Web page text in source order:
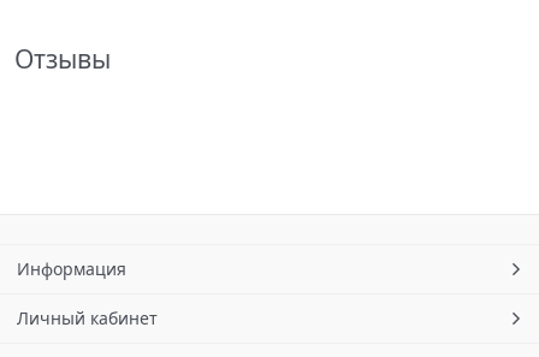
Отзывы
Информация
Личный кабинет